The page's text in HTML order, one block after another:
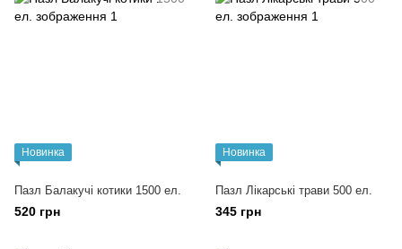
Новинка
Пазл Балакучі котики 1500 ел.
520 грн
Новинка
Пазл Лікарські трави 500 ел.
345 грн